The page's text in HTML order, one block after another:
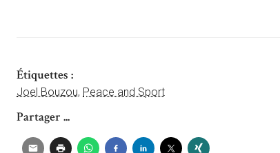
Étiquettes :
Joel Bouzou, Peace and Sport
Partager ...